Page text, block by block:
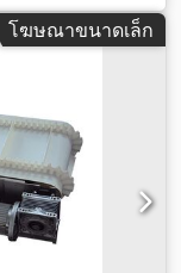
โฆษณาขนาดเล็ก